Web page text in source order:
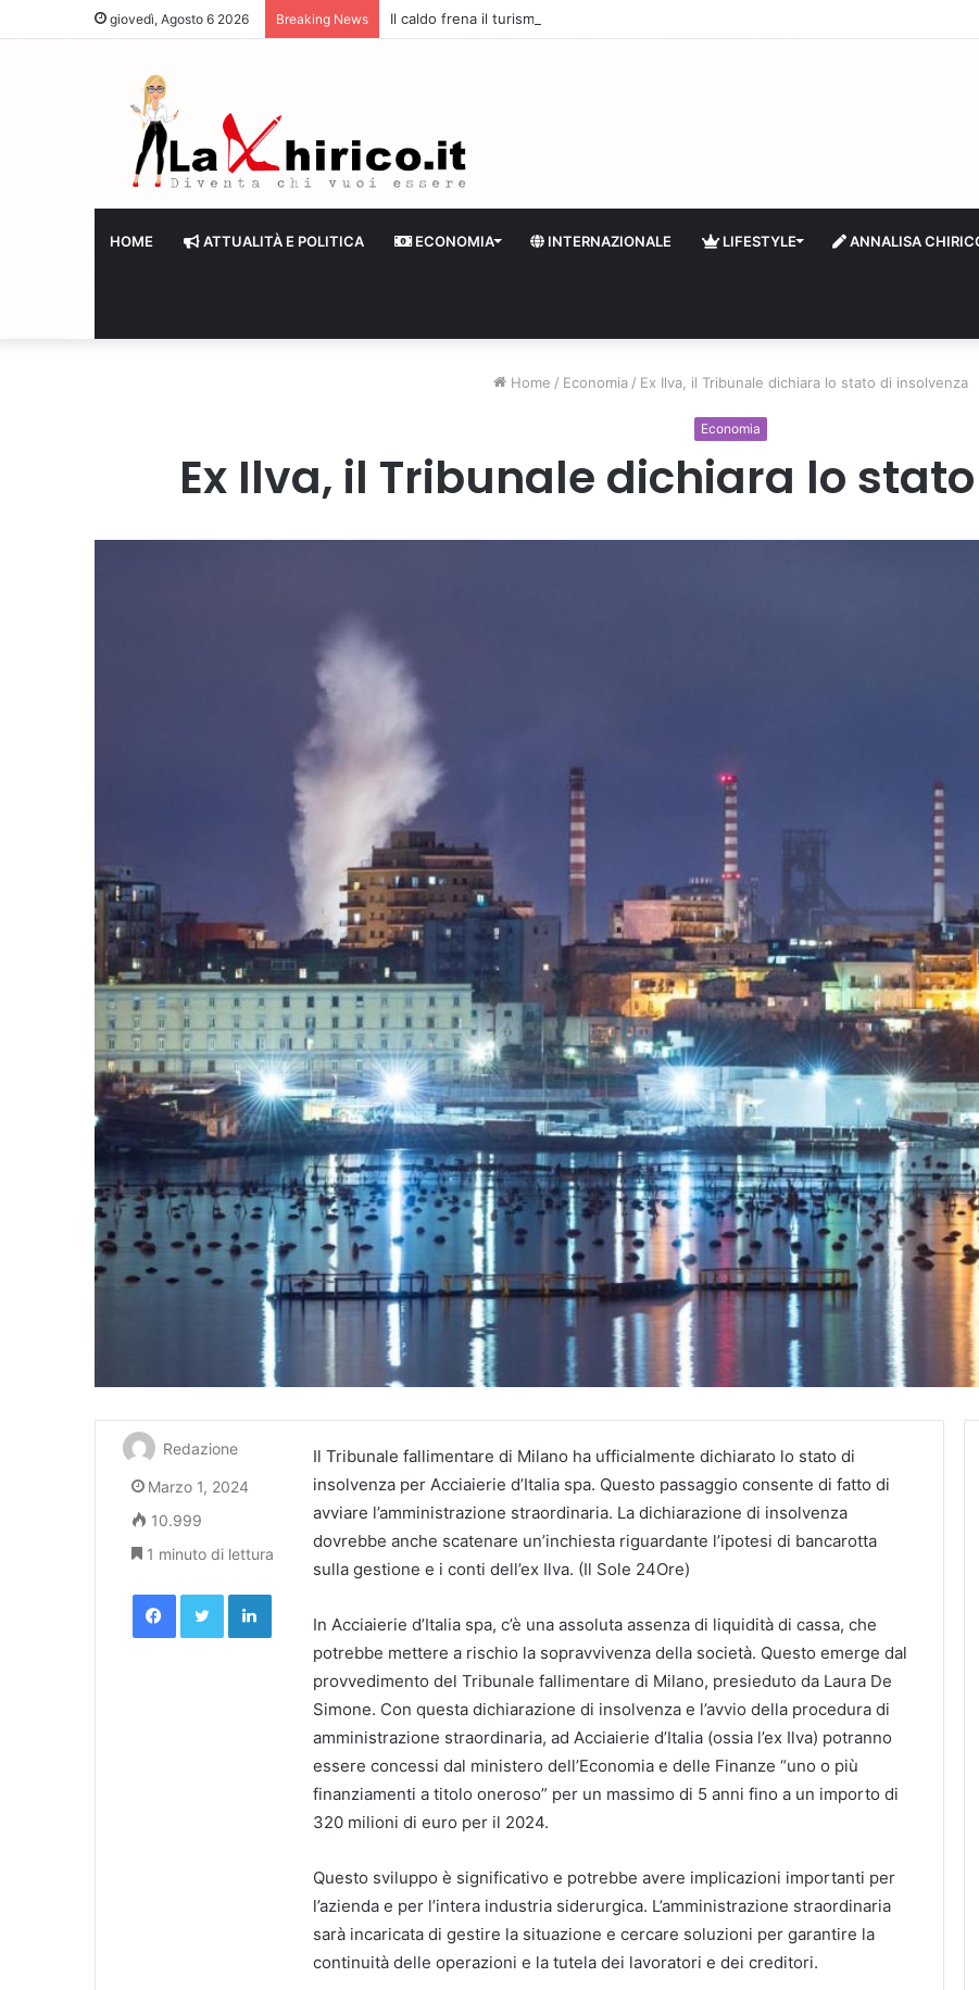
giovedì, Agosto 6 2026 Breaking News Il caldo frena il turismo a Firenze: una prima ripresa solo a settembre
HOME ATTUALITÀ E POLITICA ECONOMIA INTERNAZIONALE LIFESTYLE ANNALISA
Home / Economia / Ex Ilva, il Tribunale dichiara lo stato di insolvenza
Economia
Ex Ilva, il Tribunale dichiara lo
Il Tribunale fallimentare di Milano ha ufficialmente dichiarato lo stato di
insolvenza per Acciaierie d’Italia spa. Questo passaggio consente di fatto di
avviare l’amministrazione straordinaria. La dichiarazione di insolvenza
dovrebbe anche scatenare un’inchiesta riguardante l’ipotesi di bancarotta
sulla gestione e i conti dell’ex Ilva. (Il Sole 24Ore)
In Acciaierie d’Italia spa, c’è una assoluta assenza di liquidità di cassa, che
potrebbe mettere a rischio la sopravvivenza della società. Questo emerge dal
provvedimento del Tribunale fallimentare di Milano, presieduto da Laura De
Simone. Con questa dichiarazione di insolvenza e l’avvio della procedura di
amministrazione straordinaria, ad Acciaierie d’Italia (ossia l’ex Ilva) potranno
essere concessi dal ministero dell’Economia e delle Finanze “uno o più
finanziamenti a titolo oneroso” per un massimo di 5 anni fino a un importo di
320 milioni di euro per il 2024.
Questo sviluppo è significativo e potrebbe avere implicazioni importanti per
l’azienda e per l’intera industria siderurgica. L’amministrazione straordinaria
sarà incaricata di gestire la situazione e cercare soluzioni per garantire la
continuità delle operazioni e la tutela dei lavoratori e dei creditori.
Redazione
Marzo 1, 2024
10.999
1 minuto di lettura
Facebook Twitter LinkedIn